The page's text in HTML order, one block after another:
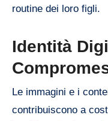
routine dei loro figli.
Identità
Le immagini e i
contribuiscono a